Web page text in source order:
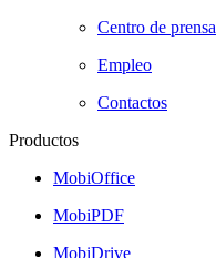
Centro de prensa
Empleo
Contactos
Productos
MobiOffice
MobiPDF
MobiDrive